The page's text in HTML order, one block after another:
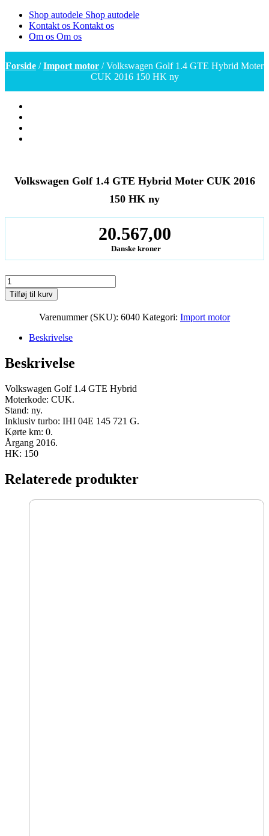
Shop autodele Shop autodele
Kontakt os Kontakt os
Om os Om os
Forside /Import motor / Volkswagen Golf 1.4 GTE Hybrid Moter
CUK 2016 150 HK ny
Volkswagen Golf 1.4 GTE Hybrid Moter CUK 2016
150 HK ny
20.567,00
Danske kroner
Volkswagen
Golf
1.4
150
ny
antal
Tilføj til kurv
Varenummer (SKU): 6040 Kategori: Import motor
Beskrivelse
Beskrivelse
Volkswagen Golf 1.4 GTE Hybrid
Moterkode: CUK.
Stand: ny.
Inklusiv turbo: IHI 04E 145 721 G.
Kørte km: 0.
Årgang 2016.
HK: 150
Relaterede produkter